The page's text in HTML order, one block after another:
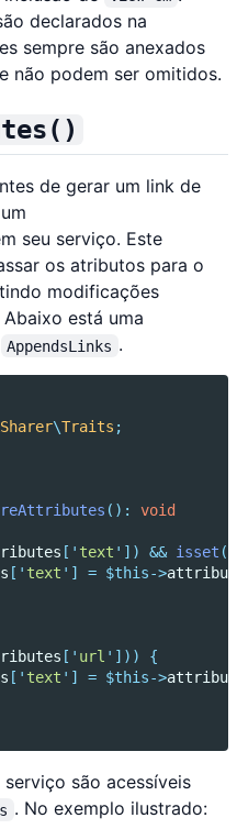
declarados na
sempre são anexados
não podem ser omitidos.
de gerar um link de
seu serviço. Este
os atributos para o
modificações
está uma
AppendsLinks .
\Traits ;
():
void
[ ' text ' ]) && isset
[ ' text ' ] = $this->
[ ' url ' ]))
{
[ ' text ' ] = $this->
são acessíveis
. No exemplo ilustrado: